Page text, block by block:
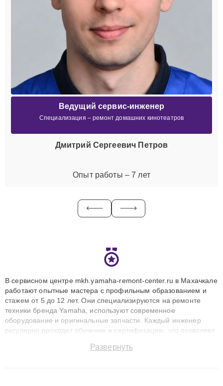
Ведущий сервис-инженер
Специализация – ремонт домашних кинотеатров
Дмитрий Сергеевич Петров
Опыт работы – 7 лет
В сервисном центре mkh.yamaha-remont-center.ru в Махачкале
работают опытные мастера с профильным образованием и
стажем от 5 до 12 лет. Они специализируются на ремонте
техники бренда Yamaha, используют современное
оборудование и оригинальные запчасти. Каждый инженер
регулярно проходит обучение и сертификацию, что позволяет
технику с сохранением гарантии до 3 лет. Наши мастера
Развернуть